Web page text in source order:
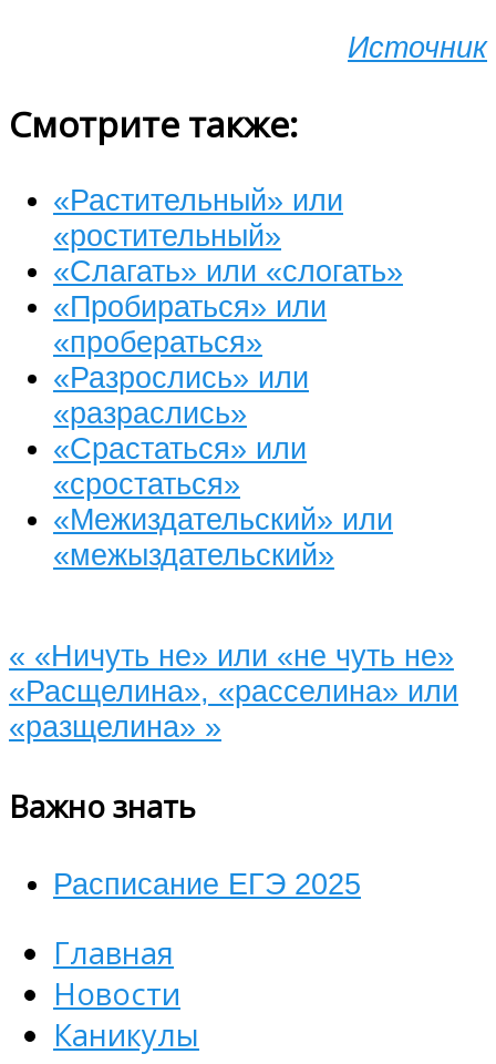
Источник
Смотрите также:
«Растительный» или
«ростительный»
«Слагать» или «слогать»
«Пробираться» или
«пробераться»
«Разрослись» или
«разраслись»
«Срастаться» или
«сростаться»
«Межиздательский» или
«межыздательский»
« «Ничуть не» или «не чуть не»
«Расщелина», «расселина» или
«разщелина» »
Важно знать
Расписание ЕГЭ 2025
Главная
Новости
Каникулы